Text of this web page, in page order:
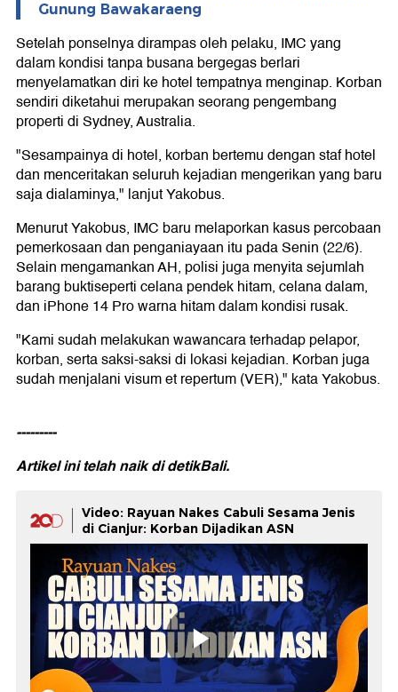
Gunung Bawakaraeng
Setelah ponselnya dirampas oleh pelaku, IMC yang
dalam kondisi tanpa busana bergegas berlari
menyelamatkan diri ke hotel tempatnya menginap. Korban
sendiri diketahui merupakan seorang pengembang
properti di Sydney, Australia.
"Sesampainya di hotel, korban bertemu dengan staf hotel
dan menceritakan seluruh kejadian mengerikan yang baru
saja dialaminya," lanjut Yakobus.
Menurut Yakobus, IMC baru melaporkan kasus percobaan
pemerkosaan dan penganiayaan itu pada Senin (22/6).
Selain mengamankan AH, polisi juga menyita sejumlah
barang buktiseperti celana pendek hitam, celana dalam,
dan iPhone 14 Pro warna hitam dalam kondisi rusak.
"Kami sudah melakukan wawancara terhadap pelapor,
korban, serta saksi-saksi di lokasi kejadian. Korban juga
sudah menjalani visum et repertum (VER)," kata Yakobus.
---------
Artikel ini telah naik didetikBali.
Video: Rayuan Nakes Cabuli Sesama Jenis
di Cianjur: Korban Dijadikan ASN